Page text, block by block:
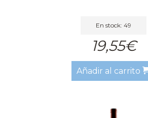
En stock: 49
19,55€
Añadir al carrito